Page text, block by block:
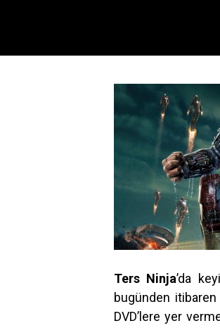
Ters Ninja’da
bugünden
DVD’lere yer